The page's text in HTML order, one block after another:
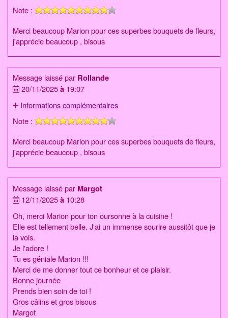
Note :
Merci beaucoup Marion pour ces superbes bouquets de fleurs,
j'apprécie beaucoup , bisous
Message laissé par Rollande
20/11/2025à 19:07
Informations complémentaires
Note :
Merci beaucoup Marion pour ces superbes bouquets de fleurs,
j'apprécie beaucoup , bisous
Message laissé par Margot
12/11/2025à 10:28
Oh, merci Marion pour ton oursonne à la cuisine !
Elle est tellement belle. J'ai un immense sourire aussitôt que je
la vois.
Je l'adore !
Tu es géniale Marion !!!
Merci de me donner tout ce bonheur et ce plaisir.
Bonne journée
Prends bien soin de toi !
Gros câlins et gros bisous
Margot